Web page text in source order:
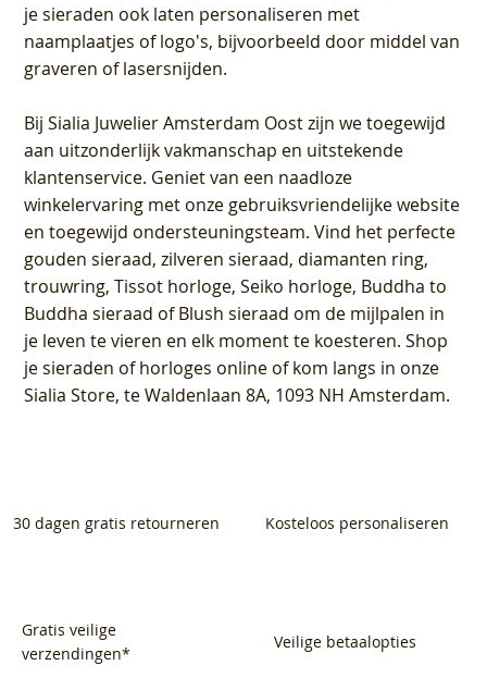
je sieraden ook laten personaliseren met
naamplaatjes of logo's, bijvoorbeeld door middel van
graveren of lasersnijden.
BijSialia Juwelier Amsterdam Oostzijn we toegewijd
aan uitzonderlijk vakmanschap en uitstekende
klantenservice. Geniet van een naadloze
winkelervaring met onze gebruiksvriendelijke website
en toegewijd ondersteuningsteam. Vind het perfecte
gouden sieraad, zilveren sieraad, diamanten ring,
trouwring, Tissot horloge, Seiko horloge, Buddha to
Buddha sieraad of Blush sieraad om de mijlpalen in
je leven te vieren en elk moment te koesteren. Shop
je sieraden of horloges online of kom langs in onze
Sialia Store, te Waldenlaan 8A, 1093 NH Amsterdam.
30 dagen gratis retourneren Kosteloos personaliseren
Gratis veilige
verzendingen*
Veilige betaalopties